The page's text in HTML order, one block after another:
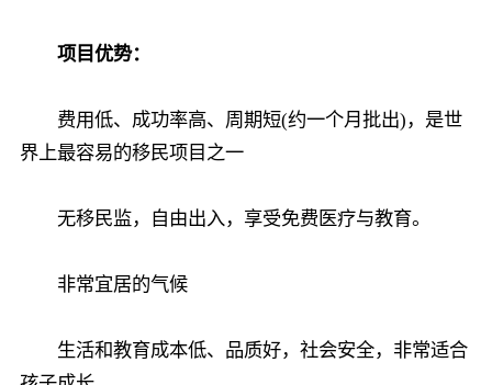
项目优势：
费用低、成功率高、周期短(约一个月批出)，是世
界上最容易的移民项目之一
无移民监，自由出入，享受免费医疗与教育。
非常宜居的气候
生活和教育成本低、品质好，社会安全，非常适合